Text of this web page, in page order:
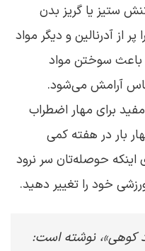
ستیز یا گریز بدن
از آدرنالین و دیگر مواد
سوختن مواد
آرامش می‌شود.
برای مهار اضطراب
بار در هفته کمی
اینکه حوصله‌تان سر نرود
خود را تغییر دهید.
کوهی»، نوشته است: